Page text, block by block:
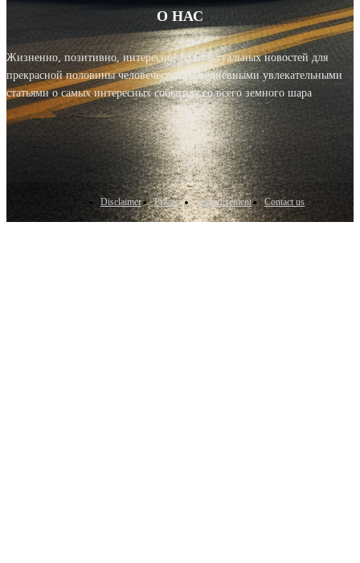
О НАС
Жизненно, позитивно, интересно! Блог актуальных новостей для
прекрасной половины человечества с ежедневными увлекательными
статьями о самых интересных событиях со всего земного шара
Disclaimer Privacy Advertisement Contact us